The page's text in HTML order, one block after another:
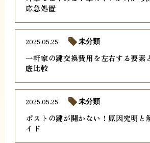
応急処置
一軒家の鍵交換費用を左右する要素
底比較
2025.05.25 未分類
ポストの鍵が開かない！原因究明と
イド
2025.05.25 未分類